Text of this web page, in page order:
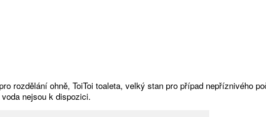
rozdělání ohně, ToiToi toaleta, velký stan pro případ nepříznivého
nejsou k dispozici.